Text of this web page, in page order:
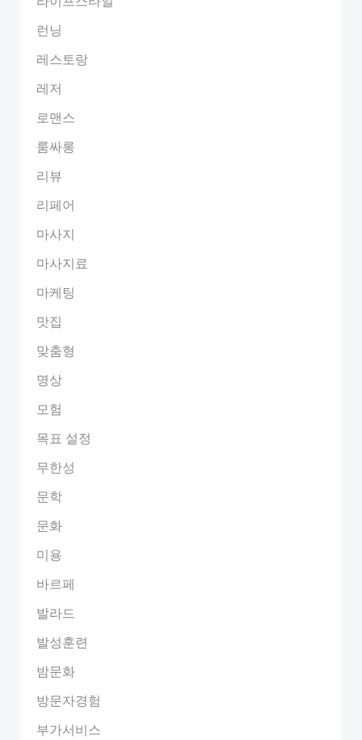
런닝
레스토랑
레저
로맨스
룸싸롱
리뷰
리페어
마사지
마사지료
마케팅
맛집
맞춤형
명상
모험
목표 설정
무한성
문학
문화
미용
바르페
발라드
발성훈련
밤문화
방문자경험
부가서비스